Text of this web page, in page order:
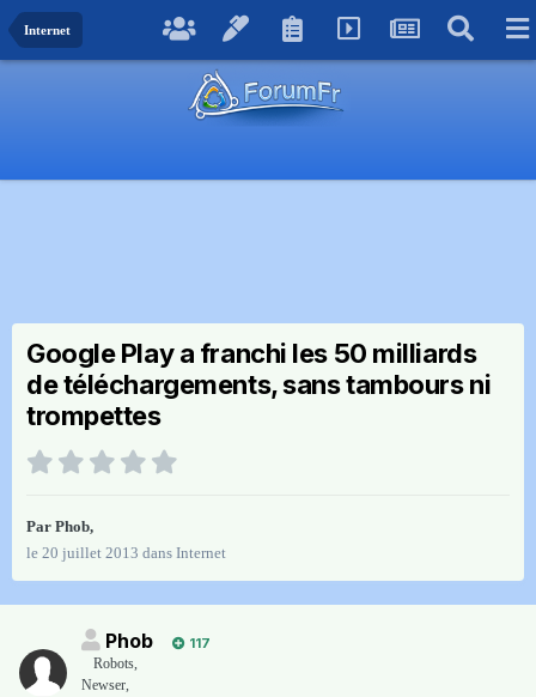
Internet
Google Play a franchi les 50 milliards
de téléchargements, sans tambours ni
trompettes
Par Phob,
le 20 juillet 2013 dans Internet
Phob
117
Robots,
Newser,